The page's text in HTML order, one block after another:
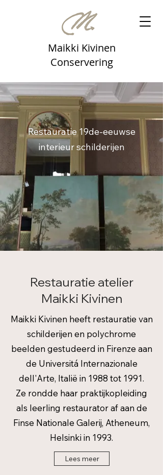
Maikki Kivinen
Conservering
Restauratie 19de-eeuwse
interieur schilderijen
Restauratie atelier
Maikki Kivinen
Maikki Kivinen heeft restauratie van
schilderijen en polychrome
beelden gestudeerd in Firenze aan
de Universitá Internazionale
dell'Arte, Italië in 1988 tot 1991.
Ze rondde haar praktijkopleiding
als leerling restaurator af aan de
Finse Nationale Galerij, Atheneum,
Helsinki in 1993.
Lees meer